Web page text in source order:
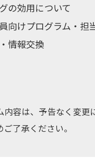
の効用について
向けプログラム・担
情報交換
容は、予告なく変更
了承ください。